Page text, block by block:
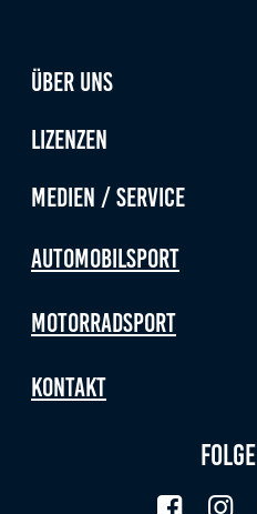
Über uns
Lizenzen
Medien / Service
Automobilsport
Motorradsport
Kontakt